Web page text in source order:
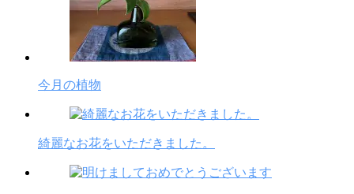
今月の植物
綺麗なお花をいただきました。